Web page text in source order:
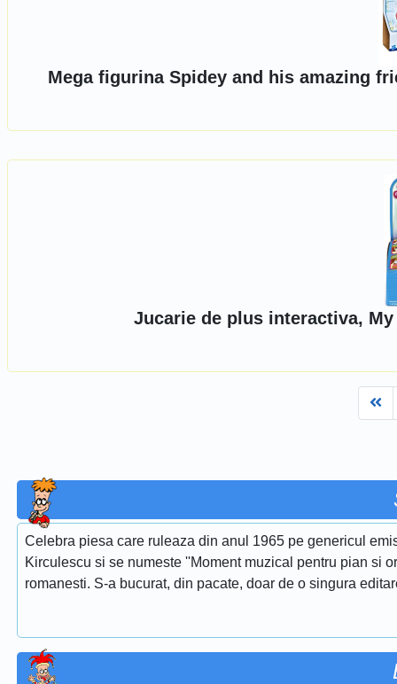
Mega figurina Spidey and his amazing
Jucarie de plus interactiva,
Celebra piesa care ruleaza din anul 1965 pe genericul
Kirculescu si se numeste ''Moment muzical pentru pian si
romanesti. S-a bucurat, din pacate, doar de o singura